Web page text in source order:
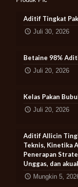
Aditif Tingkat
Juli 30, 2026
Betaine 98%
Juli 20, 2026
Kelas Pakan
Juli 20, 2026
Aditif Allicin
Teknis, Kinetika
Penerapan
Unggas, dan
Mungkin 5,